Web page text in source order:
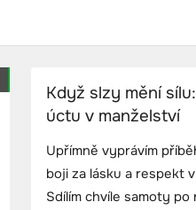
Když slzy mění
úctu v manželství
Upřímně vyprávím
boji za lásku a respekt
Sdílím chvíle samoty po